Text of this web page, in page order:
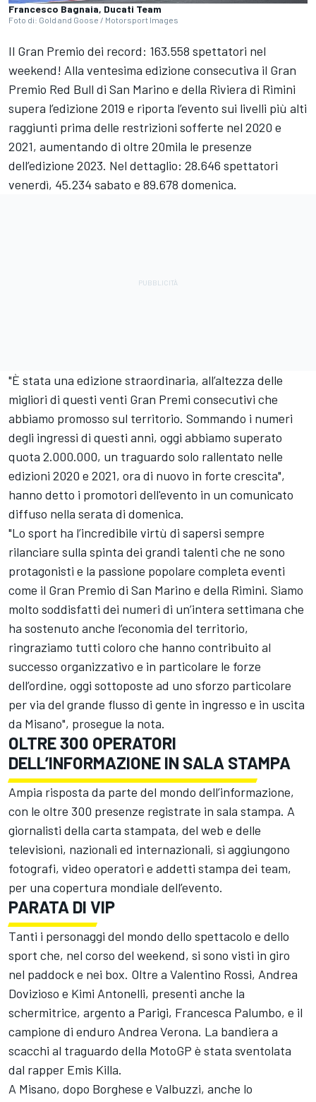
Francesco Bagnaia, Ducati Team
Foto di: Gold and Goose / Motorsport Images
Il Gran Premio dei record: 163.558 spettatori nel
weekend! Alla ventesima edizione consecutiva il Gran
Premio Red Bull di San Marino e della Riviera di Rimini
supera l’edizione 2019 e riporta l’evento sui livelli più alti
raggiunti prima delle restrizioni sofferte nel 2020 e
2021, aumentando di oltre 20mila le presenze
dell’edizione 2023. Nel dettaglio: 28.646 spettatori
venerdì, 45.234 sabato e 89.678 domenica.
"È stata una edizione straordinaria, all’altezza delle
migliori di questi venti Gran Premi consecutivi che
abbiamo promosso sul territorio. Sommando i numeri
degli ingressi di questi anni, oggi abbiamo superato
quota 2.000.000, un traguardo solo rallentato nelle
edizioni 2020 e 2021, ora di nuovo in forte crescita",
hanno detto i promotori dell'evento in un comunicato
diffuso nella serata di domenica.
"Lo sport ha l’incredibile virtù di sapersi sempre
rilanciare sulla spinta dei grandi talenti che ne sono
protagonisti e la passione popolare completa eventi
come il Gran Premio di San Marino e della Rimini. Siamo
molto soddisfatti dei numeri di un’intera settimana che
ha sostenuto anche l’economia del territorio,
ringraziamo tutti coloro che hanno contribuito al
successo organizzativo e in particolare le forze
dell’ordine, oggi sottoposte ad uno sforzo particolare
per via del grande flusso di gente in ingresso e in uscita
da Misano", prosegue la nota.
OLTRE 300 OPERATORI
DELL’INFORMAZIONE IN SALA STAMPA
Ampia risposta da parte del mondo dell’informazione,
con le oltre 300 presenze registrate in sala stampa. A
giornalisti della carta stampata, del web e delle
televisioni, nazionali ed internazionali, si aggiungono
fotografi, video operatori e addetti stampa dei team,
per una copertura mondiale dell’evento.
PARATA DI VIP
Tanti i personaggi del mondo dello spettacolo e dello
sport che, nel corso del weekend, si sono visti in giro
nel paddock e nei box. Oltre a Valentino Rossi, Andrea
Dovizioso e Kimi Antonelli, presenti anche la
schermitrice, argento a Parigi, Francesca Palumbo, e il
campione di enduro Andrea Verona. La bandiera a
scacchi al traguardo della MotoGP è stata sventolata
dal rapper Emis Killa.
A Misano, dopo Borghese e Valbuzzi, anche lo